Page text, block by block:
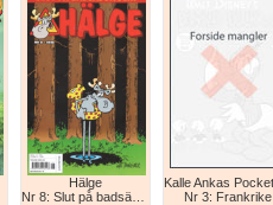
Hälge
Nr 8: Slut på badsäsongen!
Nr 3: Frankrike